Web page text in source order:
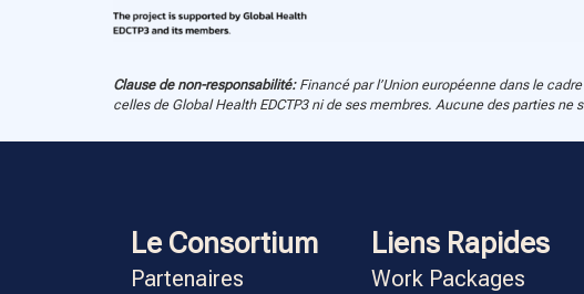
Clause de non-responsabilité:Financé par l’Union européenne dans le
celles de Global Health EDCTP3 ni de ses membres. Aucune des parties ne
Le Consortium
Partenaires
Liens Rapides
Work Packages